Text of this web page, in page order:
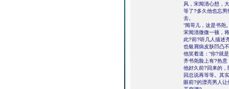
风，宋闻清心想，
等了?多久他也忘
去。
“闻哥儿，这是书尧
宋闻清微微一顿，
此?前?听几人描述
也银屑病皮肤凹凸
他笑着道：“你?就
齐书尧脸上有?热意
他好久前?回来的
回总说再等等。其
眼前?的漂亮男人